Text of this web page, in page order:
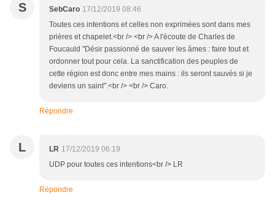
S SebCaro 17/12/2019 08:46
Toutes ces intentions et celles non exprimées sont dans mes
prières et chapelet.<br /> <br /> A l'écoute de Charles de
Foucauld "Désir passionné de sauver les âmes : faire tout et
ordonner tout pour cela. La sanctification des peuples de
cette région est donc entre mes mains : ils seront sauvés si je
deviens un saint".<br /> <br /> Caro.
Répondre
L LR 17/12/2019 06:19
UDP pour toutes ces intentions<br /> LR
Répondre